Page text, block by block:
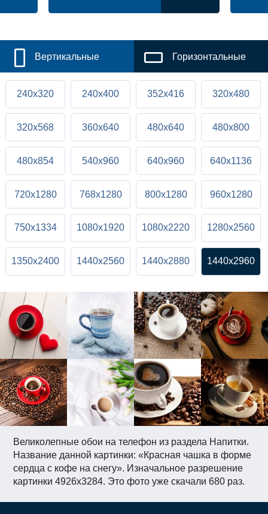
Великолепные обои на телефон из раздела Напитки.
Название данной картинки: «Красная чашка в форме
сердца с кофе на снегу». Изначальное разрешение
картинки 4926x3284. Это фото уже скачали 680 раз.
Вертикальные Горизонтальные
240x320 240x400 352x416 320x480
320x568 360x640 480x640 480x800
480x854 540x960 640x960 640x1136
720x1280 768x1280 800x1280 960x1280
750x1334 1080x1920 1080x2220 1280x2560
1350x2400 1440x2560 1440x2880 1440x2960